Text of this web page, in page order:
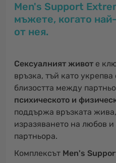
Men's Support
мъжете, когато
от нея.
Сексуалният живот е
връзка, тъй като
близостта между
психическото и
поддържа връзката
изразяването на любов
партньора.
Комплексът Men's